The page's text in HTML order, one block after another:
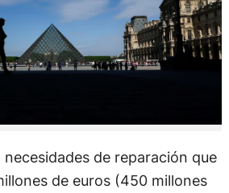
de reparación que
de euros (450 millones